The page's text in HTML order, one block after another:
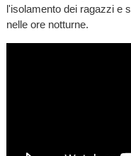
l'isolamento dei ragazzi e
nelle ore notturne.